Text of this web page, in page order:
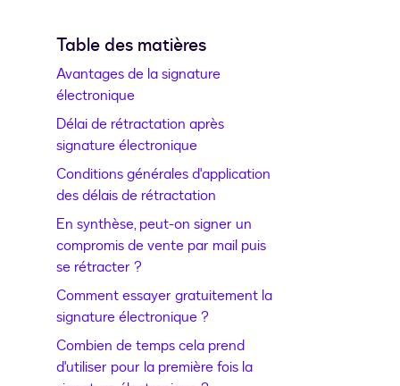
Table des matières
Avantages de la signature
électronique
Délai de rétractation après
signature électronique
Conditions générales d'application
des délais de rétractation
En synthèse, peut-on signer un
compromis de vente par mail puis
se rétracter ?
Comment essayer gratuitement la
signature électronique ?
Combien de temps cela prend
d'utiliser pour la première fois la